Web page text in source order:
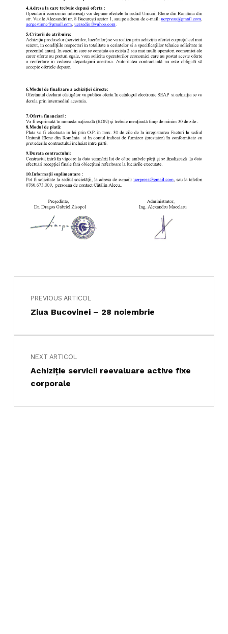
Skip back to main navigation
Navigare în articole
PREVIOUS ARTICOL
Ziua Bucovinei – 28 noiembrie
NEXT ARTICOL
Achiziţie servicii reevaluare active fixe
corporale